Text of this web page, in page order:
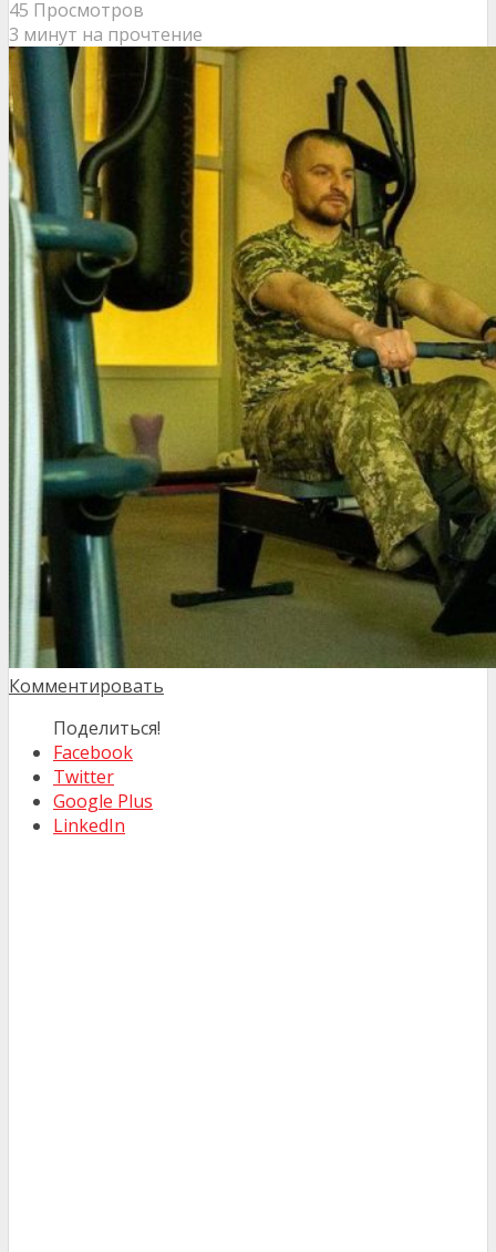
45 Просмотров
3 минут на прочтение
Комментировать
Поделиться!
Facebook
Twitter
Google Plus
LinkedIn